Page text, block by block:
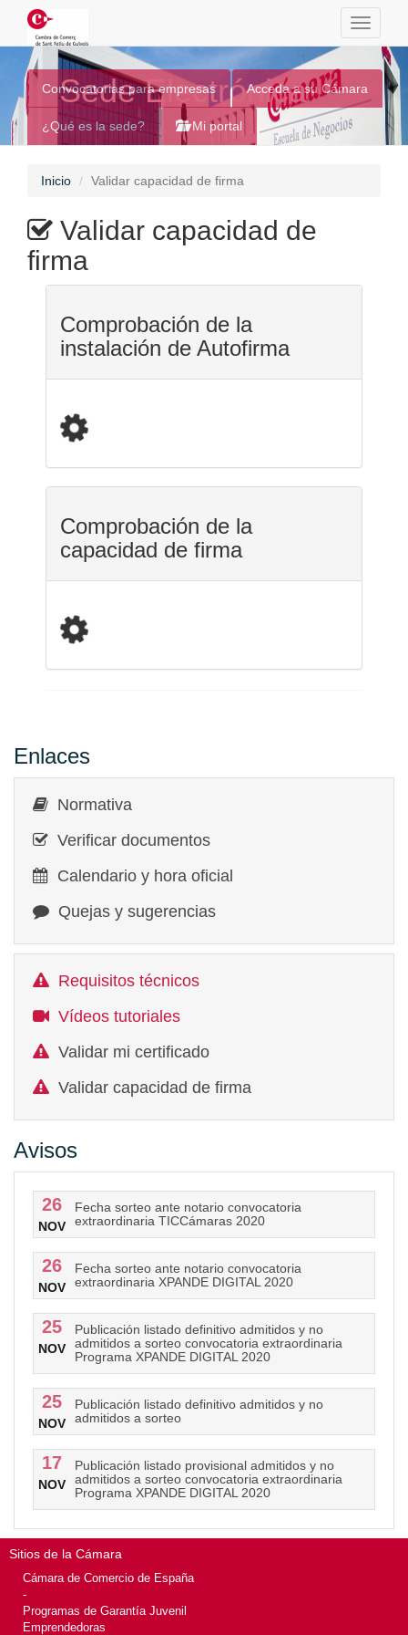
Toggle
Sede Electrónica
Convocatorias para empresas Acceda a su Cámara
¿Qué es la sede? Mi portal
Inicio Validar capacidad de firma
Validar capacidad de
firma
Comprobación de la
instalación de Autofirma
Comprobación de la
capacidad de firma
Enlaces
Normativa
Verificar documentos
Calendario y hora oficial
Quejas y sugerencias
Requisitos técnicos
Vídeos tutoriales
Validar mi certificado
Validar capacidad de firma
Avisos
26
NOV
Fecha sorteo ante notario convocatoria
extraordinaria TICCámaras 2020
26
NOV
Fecha sorteo ante notario convocatoria
extraordinaria XPANDE DIGITAL 2020
25
NOV
Publicación listado definitivo admitidos y no
admitidos a sorteo convocatoria extraordinaria
Programa XPANDE DIGITAL 2020
25
NOV
Publicación listado definitivo admitidos y no
admitidos a sorteo
17
NOV
Publicación listado provisional admitidos y no
admitidos a sorteo convocatoria extraordinaria
Programa XPANDE DIGITAL 2020
Sitios de la Cámara
Cámara de Comercio de España
-
Programas de Garantía Juvenil
Emprendedoras